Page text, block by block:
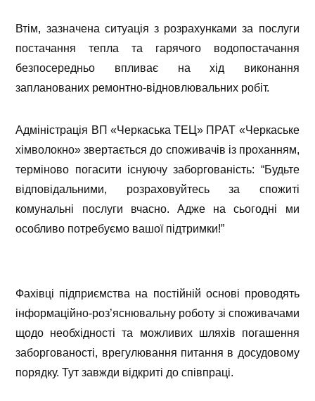
Втім, зазначена ситуація з розрахунками за послуги
постачання тепла та гарячого водопостачання
безпосередньо впливає на хід виконання
запланованих ремонтно-відновлювальних робіт.
Адміністрація ВП «Черкаська ТЕЦ» ПРАТ «Черкаське
хімволокно» звертається до споживачів із проханням,
терміново погасити існуючу заборгованість: “Будьте
відповідальними, розраховуйтесь за спожиті
комунальні послуги вчасно. Адже на сьогодні ми
особливо потребуємо вашої підтримки!”
Фахівці підприємства на постійній основі проводять
інформаційно-роз’яснювальну роботу зі споживачами
щодо необхідності та можливих шляхів погашення
заборгованості, врегулювання питання в досудовому
порядку. Тут завжди відкриті до співпраці.